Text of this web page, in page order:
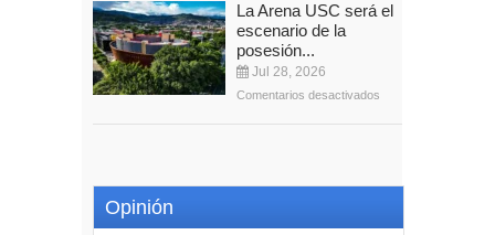
La Arena USC será el
escenario de la
posesión...
Jul 28, 2026
Comentarios desactivados
Opinión